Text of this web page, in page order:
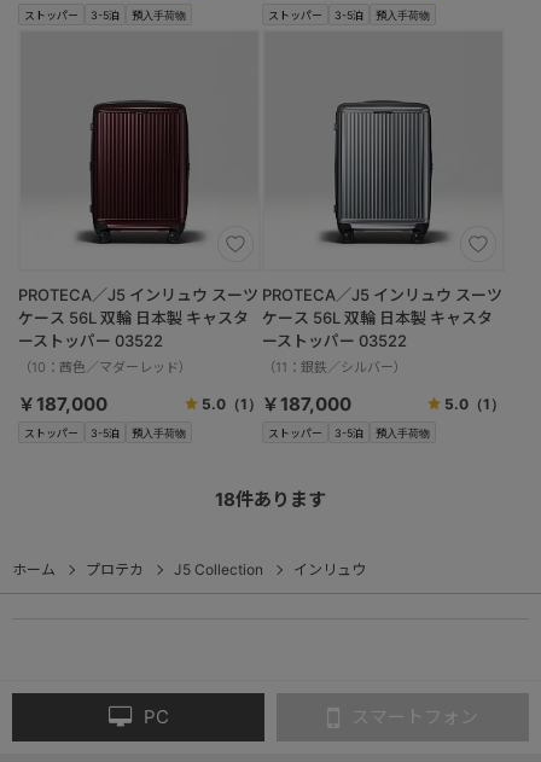
ストッパー 3-5泊 預入手荷物 ストッパー 3-5泊 預入手荷物
ストッパー 3-5泊 預入手荷物
PROTECA／J5 インリュウ スーツ
ケース 56L 双輪 日本製 キャスタ
ーストッパー 03522
（10：茜色／マダーレッド）
￥187,000 5.0（1）
ストッパー 3-5泊 預入手荷物
PROTECA／J5 インリュウ スーツ
ケース 56L 双輪 日本製 キャスタ
ーストッパー 03522
（11：銀鉄／シルバー）
￥187,000 5.0 （1）
18件あります
ホーム プロテカ J5 Collection インリュウ
PC スマートフォン